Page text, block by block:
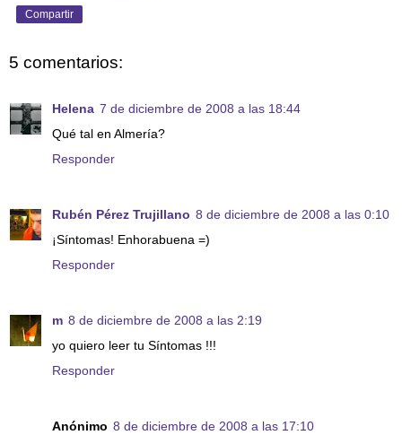
Compartir
5 comentarios:
Helena 7 de diciembre de 2008 a las 18:44
Qué tal en Almería?
Responder
Rubén Pérez Trujillano 8 de diciembre de 2008 a las 0:10
¡Síntomas! Enhorabuena =)
Responder
m 8 de diciembre de 2008 a las 2:19
yo quiero leer tu Síntomas !!!
Responder
Anónimo 8 de diciembre de 2008 a las 17:10